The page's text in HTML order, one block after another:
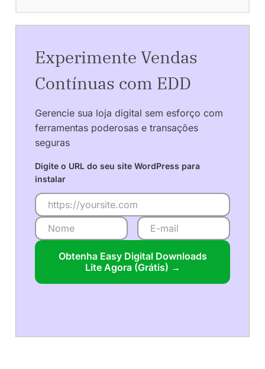
Experimente Vendas
Contínuas com EDD
Gerencie sua loja digital sem esforço com
ferramentas poderosas e transações
seguras
Digite o URL do seu site WordPress para
instalar
Obtenha Easy Digital Downloads
Lite Agora (Grátis) →